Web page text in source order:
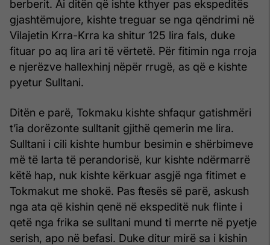
berberit. Ai ditën që ishte kthyer pas ekspeditës
gjashtëmujore, kishte treguar se nga qëndrimi në
Vilajetin Krra-Krra ka shitur 125 lira fals, duke
fituar po aq lira ari të vërtetë. Për fitimin nga rroja
e njerëzve hallexhinj nëpër rrugë, as që e kishte
pyetur Sulltani.
Ditën e parë, Tokmaku kishte shfaqur gatishmëri
t’ia dorëzonte sulltanit gjithë qemerin me lira.
Sulltani i cili kishte humbur besimin e shërbimeve
më të larta të perandorisë, kur kishte ndërmarrë
këtë hap, nuk kishte kërkuar asgjë nga fitimet e
Tokmakut me shokë. Pas ftesës së parë, askush
nga ata që kishin qenë në ekspeditë nuk flinte i
qetë nga frika se sulltani mund ti merrte në pyetje
serish, apo në befasi. Duke ditur mirë sa i kishin